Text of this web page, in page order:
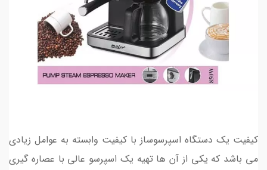
کیفیت یک دستگاه اسپرسوساز با کیفیت وابسته به عوامل زیادی
می باشد که یکی از آن ها تهیه یک اسپرسو عالی با عصاره گیری